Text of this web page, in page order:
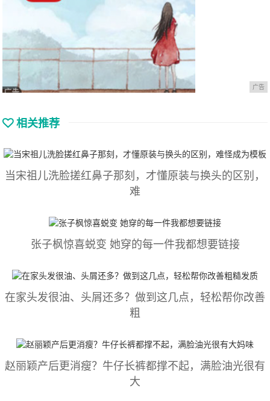
广告
相关推荐
当宋祖儿洗脸搓红鼻子那刻，才懂原装与换头的区别，
难
张子枫惊喜蜕变 她穿的每一件我都想要链接
在家头发很油、头屑还多？做到这几点，轻松帮你改善
粗
赵丽颖产后更消瘦？牛仔长裤都撑不起，满脸油光很有
大